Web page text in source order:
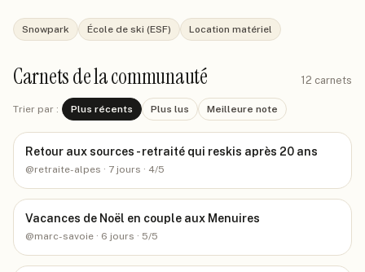
Snowpark École de ski (ESF) Location matériel
Carnets de la communauté 12 carnets
Trier par : Plus récents Plus lus Meilleure note
Retour aux sources - retraité qui reskis après 20 ans
@retraite-alpes · 7 jours · 4/5
Vacances de Noël en couple aux Menuires
@marc-savoie · 6 jours · 5/5